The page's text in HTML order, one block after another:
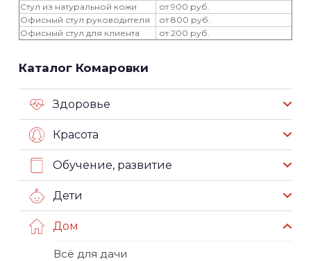
Стул из натуральной кожи
от 900 руб.
Офисный стул руководителя
от 800 руб.
Офисный стул для клиента
от 200 руб.
Каталог Комаровки
Здоровье
Красота
Обучение, развитие
Дети
Дом
Всё для дачи